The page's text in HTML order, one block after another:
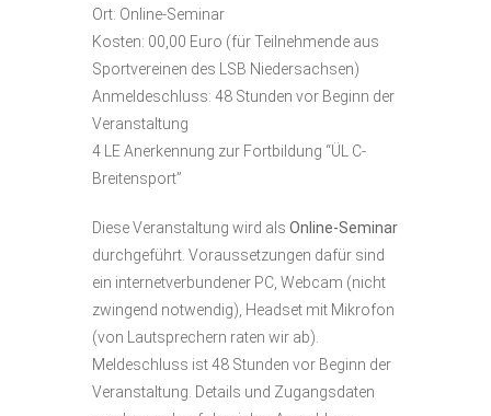
Ort: Online-Seminar
Kosten: 00,00 Euro (für Teilnehmende aus
Sportvereinen des LSB Niedersachsen)
Anmeldeschluss: 48 Stunden vor Beginn der
Veranstaltung
4 LE Anerkennung zur Fortbildung “ÜL C-
Breitensport”
Diese Veranstaltung wird als Online-Seminar
durchgeführt. Voraussetzungen dafür sind
ein internetverbundener PC, Webcam (nicht
zwingend notwendig), Headset mit Mikrofon
(von Lautsprechern raten wir ab).
Meldeschluss ist 48 Stunden vor Beginn der
Veranstaltung. Details und Zugangsdaten